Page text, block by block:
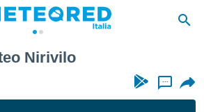
Nirivilo
...